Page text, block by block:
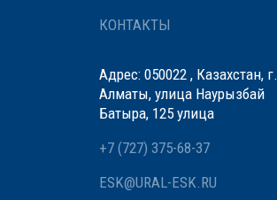
КОНТАКТЫ
Адрес: 050022 , Казахстан, г.
Алматы, улица Наурызбай
Батыра, 125 улица
+7 (727) 375-68-37
ESK@URAL-ESK.RU